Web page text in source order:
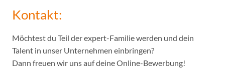
Kontakt:
Möchtest du Teil der expert-Familie werden und dein
Talent in unser Unternehmen einbringen?
Dann freuen wir uns auf deine Online-Bewerbung!